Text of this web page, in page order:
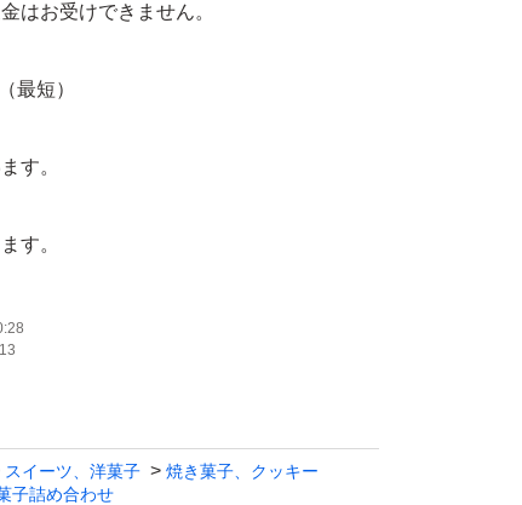
はお受けできません。
最短）
す。
す。
スイーツ、洋菓子
焼き菓子、クッキー
子詰め合わせ